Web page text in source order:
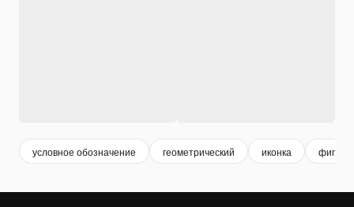
условное обозначение геометрический иконка фигура